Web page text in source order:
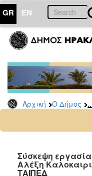
GR EN
Αρχική Ο Δήμος
ΔΗΜΟΣ
Δελτία
Τύπου
Αρχείο
2026
2024
2022
Σύσκεψη
Αλέξη
ΤΑΙΠΕΔ